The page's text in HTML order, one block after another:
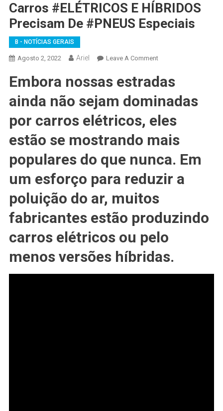
Carros #ELÉTRICOS E HÍBRIDOS
Precisam De #PNEUS Especiais
B - NOTÍCIAS GERAIS
Agosto 2, 2022 Ariel Leave A CommentOn
#ELÉTRICOS
HÍBRIDOS
Precisam
De
#PNEUS
Embora nossas estradas
ainda não sejam dominadas
por carros elétricos, eles
estão se mostrando mais
populares do que nunca. Em
um esforço para reduzir a
poluição do ar, muitos
fabricantes estão produzindo
carros elétricos ou pelo
menos versões híbridas.